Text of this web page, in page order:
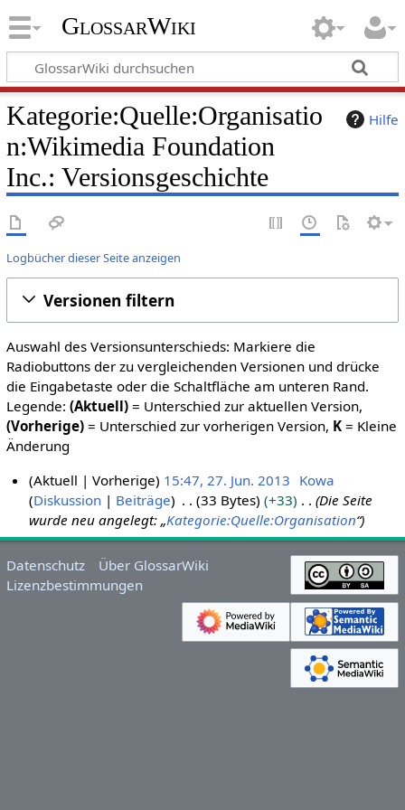
GlossarWiki
Hilfe
Kategorie:Quelle:Organisatio
n:Wikimedia Foundation
Inc.: Versionsgeschichte
Logbücher dieser Seite anzeigen
Versionen filtern
Auswahl des Versionsunterschieds: Markiere die
Radiobuttons der zu vergleichenden Versionen und drücke
die Eingabetaste oder die Schaltfläche am unteren Rand.
Legende: (Aktuell)= Unterschied zur aktuellen Version,
(Vorherige)= Unterschied zur vorherigen Version, K= Kleine
Änderung
.
J
u
Aktuell Vorherige 15:47, 27. Jun. 2013 Kowa
Diskussion
Beiträge 33 Bytes +33
Die Seite
wurde neu angelegt: „Kategorie:Quelle:Organisation“
Datenschutz
Über GlossarWiki
Lizenzbestimmungen